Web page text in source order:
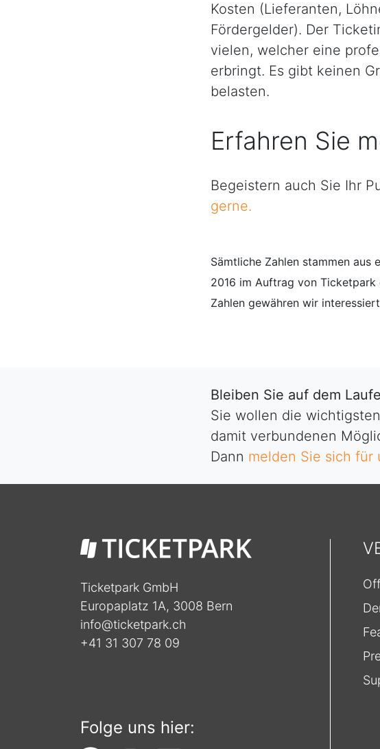
Kosten (Lieferanten,
Fördergelder). Der
vielen, welcher eine
erbringt. Es gibt keinen
belasten.
Erfahren Sie
Begeistern auch Sie Ihr
gerne.
Sämtliche Zahlen stammen aus
2016 im Auftrag von
Zahlen gewähren wir
Bleiben Sie auf dem
Sie wollen die
damit verbundenen
Dann melden Sie sich für
Ticketpark GmbH
Europaplatz 1A, 3008 Bern
info@ticketpark.ch
+41 31 307 78 09
Folge uns hier: